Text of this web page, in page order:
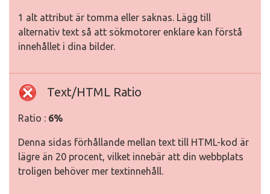
1 alt attribut är tomma eller saknas. Lägg till
alternativ text så att sökmotorer enklare kan förstå
innehållet i dina bilder.
Text/HTML Ratio
Ratio : 6%
Denna sidas förhållande mellan text till HTML-kod är
lägre än 20 procent, vilket innebär att din webbplats
troligen behöver mer textinnehåll.